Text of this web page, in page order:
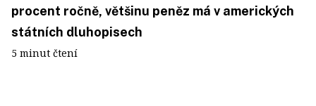
procent ročně, většinu peněz má v amerických
státních dluhopisech
5 minut čtení